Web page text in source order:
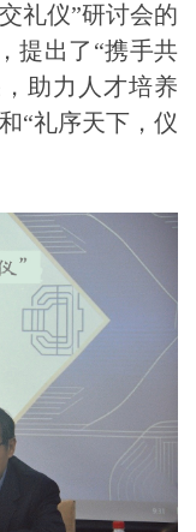
礼仪”研讨会的
提出了“携手共
助力人才培养
“礼序天下，仪